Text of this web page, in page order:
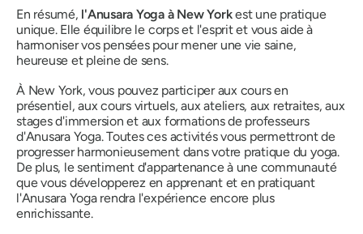
En résumé, l'Anusara Yoga à New Yorkest une pratique
unique. Elle équilibre le corps et l'esprit et vous aide à
harmoniser vos pensées pour mener une vie saine,
heureuse et pleine de sens.
À New York, vous pouvez participer aux cours en
présentiel, aux cours virtuels, aux ateliers, aux retraites, aux
stages d'immersion et aux formations de professeurs
d'Anusara Yoga. Toutes ces activités vous permettront de
progresser harmonieusement dans votre pratique du yoga.
De plus, le sentiment d'appartenance à une communauté
que vous développerez en apprenant et en pratiquant
l'Anusara Yoga rendra l'expérience encore plus
enrichissante.